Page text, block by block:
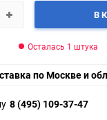
В
Осталась 1 штука
по Москве и
8 (495) 109-37-47